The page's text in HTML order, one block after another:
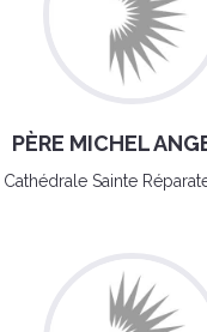
PÈRE MICHEL
Cathédrale Sainte